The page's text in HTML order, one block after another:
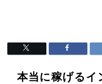
本当に稼げるイ